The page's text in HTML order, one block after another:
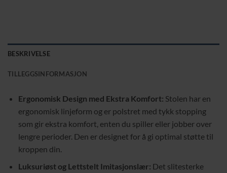
BESKRIVELSE
TILLEGGSINFORMASJON
Ergonomisk Design med Ekstra Komfort: Stolen har en
ergonomisk linjeform og er polstret med tykk stopping
som gir ekstra komfort, enten du spiller eller jobber over
lengre perioder. Den er designet for å gi optimal støtte til
kroppen din.
Luksuriøst og Lettstelt Imitasjonslær: Det slitesterke